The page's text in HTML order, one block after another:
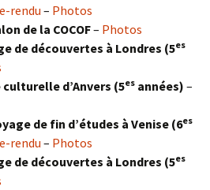
rendu – Photos
de la COCOF– Photos
de découvertes à Londres (5es
d’Anvers (5es années) –
de fin d’études à Venise (6es
rendu – Photos
de découvertes à Londres (5es